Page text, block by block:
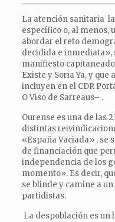
La atención sanitaria
específico o, al menos,
abordar el reto
decidida e inmediata»,
manifiesto
Existe y Soria Ya, y que
incluyen en el CDR
O Viso de Sarreaus– .
Ourense es una de las
distintas
«España Vaciada» , se
de financiación que
independencia de los
momento». Es decir,
se blinde y camine a
partidistas.
La despoblación es un